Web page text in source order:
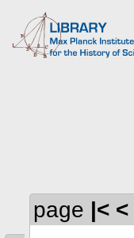
page |< <